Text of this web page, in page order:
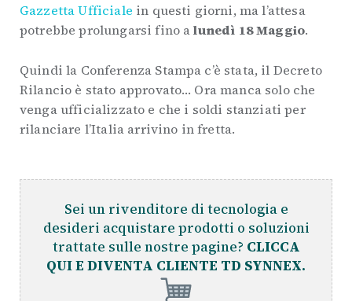
Gazzetta Ufficiale in questi giorni, ma l’attesa
potrebbe prolungarsi fino alunedì 18 Maggio.
Quindi la Conferenza Stampa c’è stata, il Decreto
Rilancio è stato approvato… Ora manca solo che
venga ufficializzato e che i soldi stanziati per
rilanciare l’Italia arrivino in fretta.
Sei un rivenditore di tecnologia e
desideri acquistare prodotti o soluzioni
trattate sulle nostre pagine? CLICCA
QUI E DIVENTA CLIENTE TD SYNNEX.